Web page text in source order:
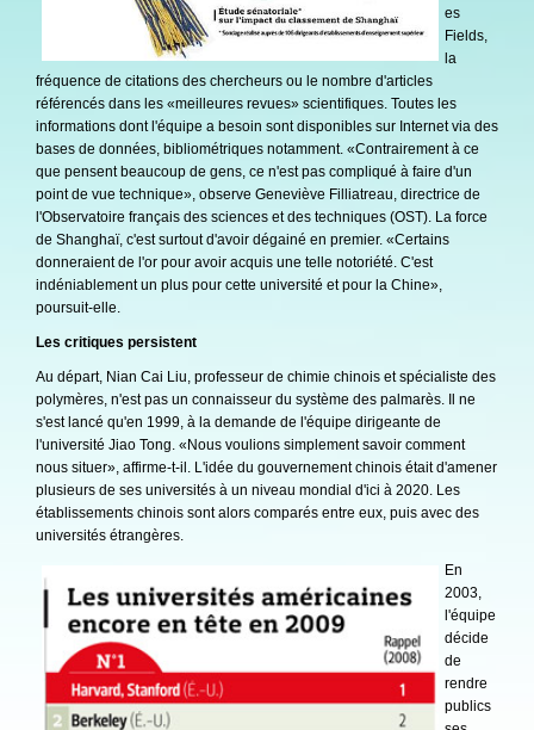
es
Fields,
la
fréquence de citations des chercheurs ou le nombre d'articles
référencés dans les «meilleures revues» scientifiques. Toutes les
informations dont l'équipe a besoin sont disponibles sur Internet via des
bases de données, bibliométriques notamment. «Contrairement à ce
que pensent beaucoup de gens, ce n'est pas compliqué à faire d'un
point de vue technique», observe Geneviève Filliatreau, directrice de
l'Observatoire français des sciences et des techniques (OST). La force
de Shanghaï, c'est surtout d'avoir dégainé en premier. «Certains
donneraient de l'or pour avoir acquis une telle notoriété. C'est
indéniablement un plus pour cette université et pour la Chine»,
poursuit-elle.
Les critiques persistent
Au départ, Nian Cai Liu, professeur de chimie chinois et spécialiste des
polymères, n'est pas un connaisseur du système des palmarès. Il ne
s'est lancé qu'en 1999, à la demande de l'équipe dirigeante de
l'université Jiao Tong. «Nous voulions simplement savoir comment
nous situer», affirme-t-il. L'idée du gouvernement chinois était d'amener
plusieurs de ses universités à un niveau mondial d'ici à 2020. Les
établissements chinois sont alors comparés entre eux, puis avec des
universités étrangères.
En
2003,
l'équipe
décide
de
rendre
publics